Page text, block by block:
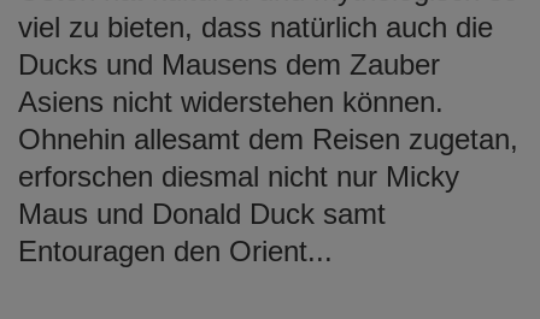
viel zu bieten, dass natürlich auch die
Ducks und Mausens dem Zauber
Asiens nicht widerstehen können.
Ohnehin allesamt dem Reisen zugetan,
erforschen diesmal nicht nur Micky
Maus und Donald Duck samt
Entouragen den Orient...